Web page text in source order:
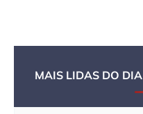
MAIS LIDAS DO DIA